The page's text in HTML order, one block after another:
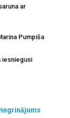
ar
Pumpiša
iesniegusi